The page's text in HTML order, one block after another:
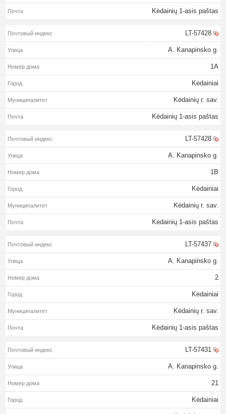
Kėdainių 1-asis paštas
LT-57428
A. Kanapinsko g.
1A
Kėdainiai
Kėdainių r. sav.
Kėdainių 1-asis paštas
LT-57428
A. Kanapinsko g.
1B
Kėdainiai
Kėdainių r. sav.
Kėdainių 1-asis paštas
LT-57437
A. Kanapinsko g.
2
Kėdainiai
Kėdainių r. sav.
Kėdainių 1-asis paštas
LT-57431
A. Kanapinsko g.
21
Kėdainiai